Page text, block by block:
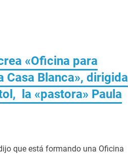
«Oficina para
Casa Blanca», dirigida
la «pastora» Paula
que está formando una Oficina